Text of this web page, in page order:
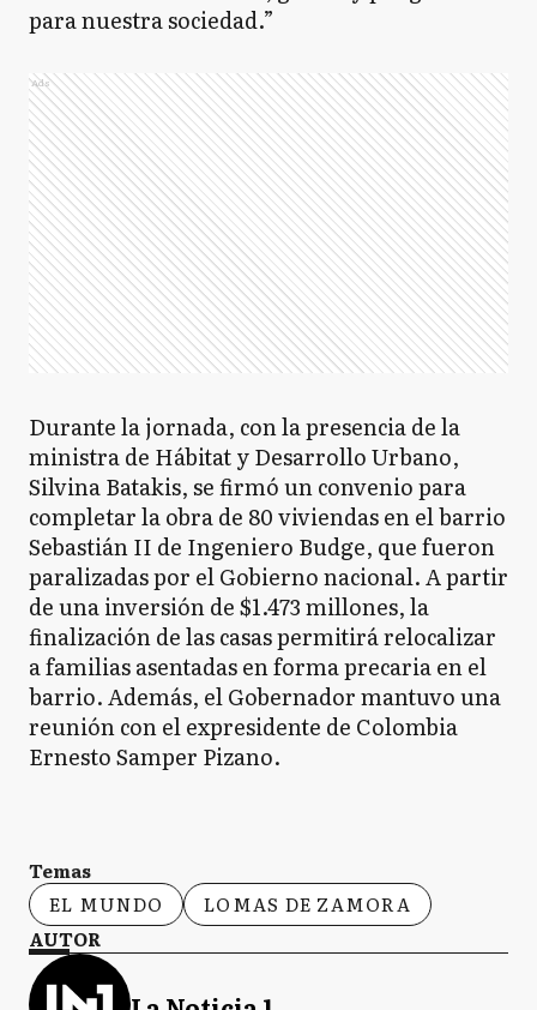
para nuestra sociedad.”
Ads
Durante la jornada, con la presencia de la
ministra de Hábitat y Desarrollo Urbano,
Silvina Batakis, se firmó un convenio para
completar la obra de 80 viviendas en el barrio
Sebastián II de Ingeniero Budge, que fueron
paralizadas por el Gobierno nacional. A partir
de una inversión de $1.473 millones, la
finalización de las casas permitirá relocalizar
a familias asentadas en forma precaria en el
barrio. Además, el Gobernador mantuvo una
reunión con el expresidente de Colombia
Ernesto Samper Pizano.
Temas
EL MUNDO
LOMAS DE ZAMORA
AUTOR